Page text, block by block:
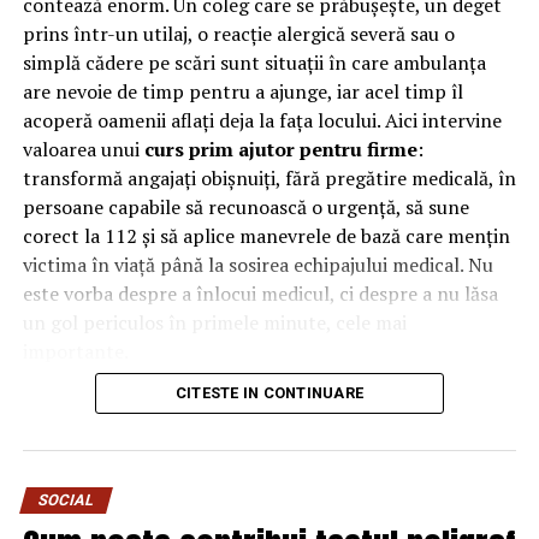
protejeze locuința?
Un sistem de securitate protejează o casă de spargeri
prin securizarea punctelor de intrare, cum ar fi ușile și
ferestrele (inclusiv ferestrele de la subsol), precum și
spațiul său interior. Fiecare pachet complet de sistem de
securitate a locuinței include de obicei senzori, panouri
de control, senzori pentru uși sau ferestre, proiectoare,
sonerii și camere. Împreună, aceste elemente vor
menține o casă cât mai sigură.
Când sunt armate, componentele senzorilor de mișcare
de control central. Acest panou de control va suna apoi
o alarmă și va alerta fie proprietarul casei, fie
prins într-un utilaj, o reacție alergică severă sau o
simplă cădere pe scări sunt situații în care ambulanța
are nevoie de timp pentru a ajunge, iar acel timp îl
acoperă oamenii aflați deja la fața locului. Aici intervine
valoarea unui curs prim ajutor pentru firme:
transformă angajați obișnuiți, fără pregătire medicală, în
persoane capabile să recunoască o urgență, să sune
corect la 112 și să aplice manevrele de bază care mențin
victima în viață până la sosirea echipajului medical. Nu
este vorba despre a înlocui medicul, ci despre a nu lăsa
De ce contează primele minute
la locul de muncă
În multe urgențe grave, deznodământul se decide
CITESTE IN CONTINUARE
SOCIAL